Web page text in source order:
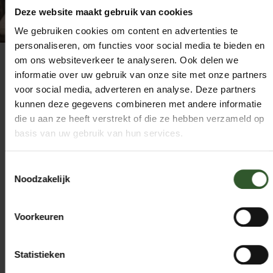
Deze website maakt gebruik van cookies
We gebruiken cookies om content en advertenties te
personaliseren, om functies voor social media te bieden en
om ons websiteverkeer te analyseren. Ook delen we
informatie over uw gebruik van onze site met onze partners
voor social media, adverteren en analyse. Deze partners
kunnen deze gegevens combineren met andere informatie
die u aan ze heeft verstrekt of die ze hebben verzameld op
basis van uw gebruik van hun services.
Noodzakelijk
Voorkeuren
Statistieken
Waarom een massage aan huis?
Geen reistijd, geen parkeerstress, geen oppas nodig. U
kiest uw eigen muziek, u ontspant in uw eigen
omgeving, en na afloop kunt u rustig bijkomen waar u
zich het prettigst voelt.
spierspanning, verlaagt stress en ondersteunt het
Gecertificeerde masseurs, direct beschikbaar
gediplomeerd en persoonlijk geselecteerd. U kunt
online boeken tot 3 uur van tevoren, 7 dagen per